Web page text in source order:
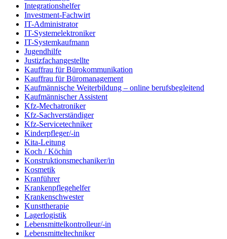
Integrationshelfer
Investment-Fachwirt
IT-Administrator
IT-Systemelektroniker
IT-Systemkaufmann
Jugendhilfe
Justizfachangestellte
Kauffrau für Bürokommunikation
Kauffrau für Büromanagement
Kaufmännische Weiterbildung – online berufsbegleitend
Kaufmännischer Assistent
Kfz-Mechatroniker
Kfz-Sachverständiger
Kfz-Servicetechniker
Kinderpfleger/-in
Kita-Leitung
Koch / Köchin
Konstruktionsmechaniker/in
Kosmetik
Kranführer
Krankenpflegehelfer
Krankenschwester
Kunsttherapie
Lagerlogistik
Lebensmittelkontrolleur/-in
Lebensmitteltechniker